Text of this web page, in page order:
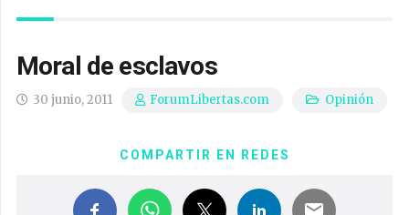
Moral de esclavos
30 junio, 2011 ForumLibertas.com Opinión
COMPARTIR EN REDES